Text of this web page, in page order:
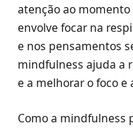
atenção ao
envolve focar na
e nos pensamentos
mindfulness ajuda a
e a melhorar o foco e
Como a mindfulness